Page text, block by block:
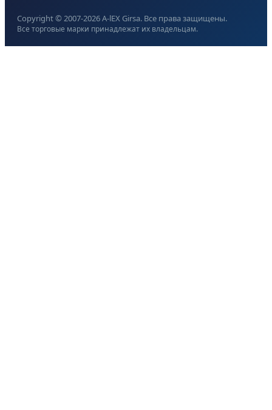
Copyright © 2007-2026A-lEX Girsa. Все права защищены.
Все торговые марки принадлежат их владельцам.